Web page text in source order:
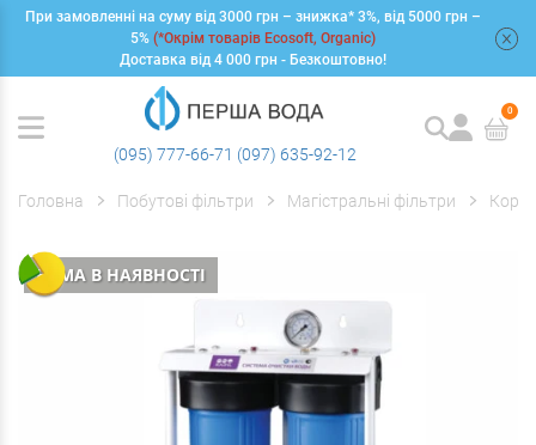
При замовленні на суму від 3000 грн – знижка* 3%, від 5000 грн –
5% (*Окрім товарів Ecosoft, Organic)
Доставка від 4 000 грн - Безкоштовно!
(095) 777-66-71 (097) 635-92-12
0
Головна Побутові фільтри Магістральні фільтри
НЕМА В НАЯВНОСТІ